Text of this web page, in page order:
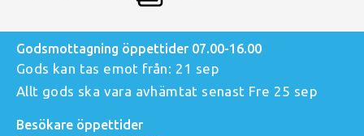
Godsmottagning öppettider 07.00-16.00
Gods kan tas emot från: 21 sep
Allt gods ska vara avhämtat senast Fre 25 sep
Besökare öppettider